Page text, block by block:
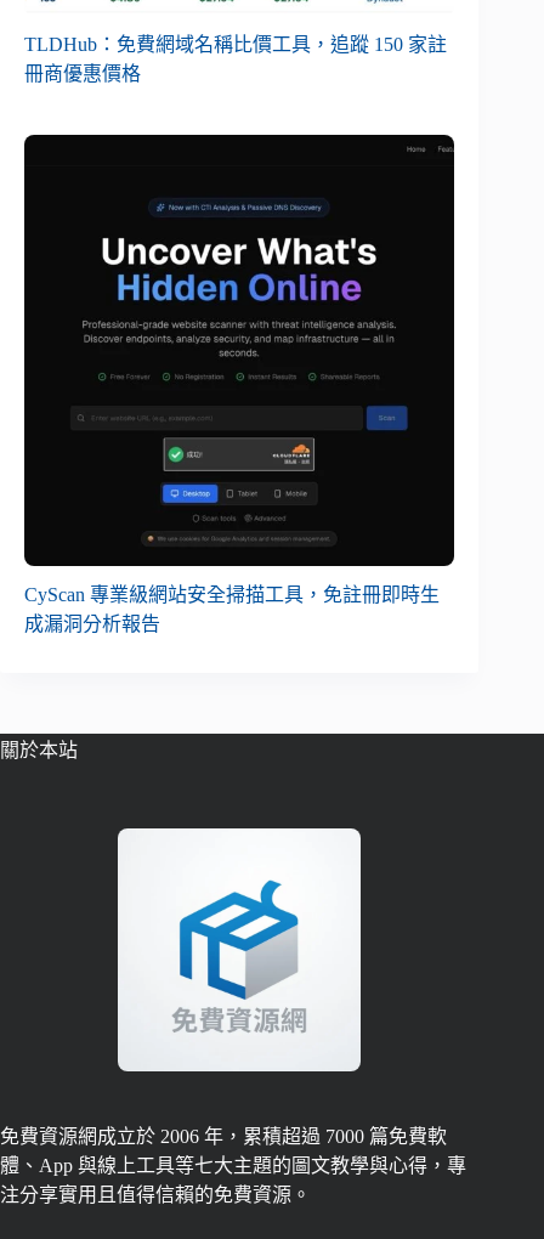
TLDHub：免費網域名稱比價工具，追蹤 150 家註
冊商優惠價格
CyScan 專業級網站安全掃描工具，免註冊即時生
成漏洞分析報告
關於本站
免費資源網成立於 2006 年，累積超過 7000 篇免費軟
體、App 與線上工具等七大主題的圖文教學與心得，專
注分享實用且值得信賴的免費資源。